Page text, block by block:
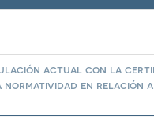
actual con la
normatividad en relación